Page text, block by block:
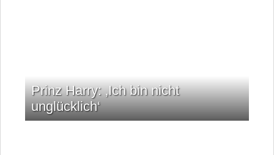
Prinz Harry: ‚Ich bin nicht
unglücklich‘